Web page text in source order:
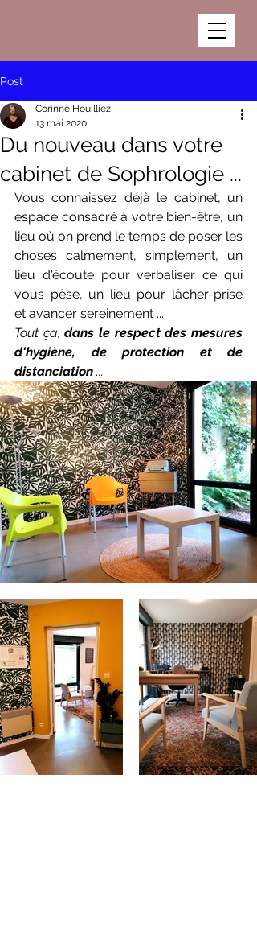
Post
Du nouveau dans votre
cabinet de Sophrologie ...
Corinne Houilliez
13 mai 2020
Vous connaissez déjà le cabinet, un
espace consacré à votre bien-être, un
lieu où on prend le temps de poser les
choses calmement, simplement, un
lieu d'écoute pour verbaliser ce qui
vous pèse, un lieu pour lâcher-prise
et avancer sereinement ...
Tout ça, dans le respect des mesures
d'hygiène, de protection et de
distanciation ...